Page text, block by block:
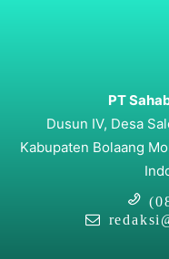
PT
Dusun IV, Desa
Kabupaten Bolaang